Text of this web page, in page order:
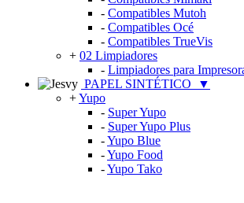
- Compatibles Mutoh
- Compatibles Océ
- Compatibles TrueVis
+ 02 Limpiadores
- Limpiadores para
PAPEL SINTÉTICO
▼
+Yupo
- Super Yupo
- Super Yupo Plus
-Yupo Blue
-Yupo Food
-Yupo Tako